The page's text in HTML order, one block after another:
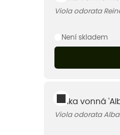
Viola odorata
Není skladem
Violka vonná
Viola odorata Alba